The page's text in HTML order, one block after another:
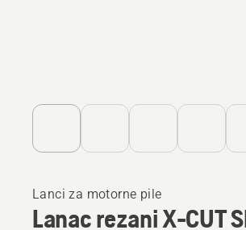
Lanci za motorne pile
Lanac rezani X-CUT